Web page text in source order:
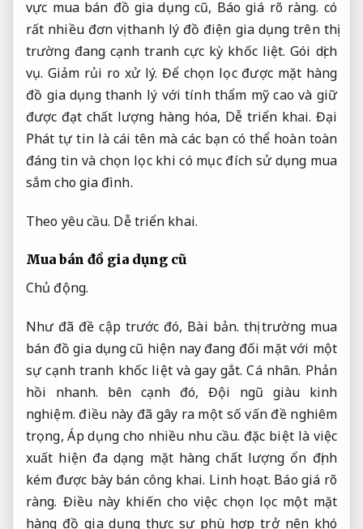
vực mua bán đồ gia dụng cũ, Báo giá rõ ràng. có
rất nhiều đơn vị thanh lý đồ điện gia dụng trên thị
trường đang cạnh tranh cực kỳ khốc liệt.Gói dịch
vụ. Giảm rủi ro xử lý. Để chọn lọc được mặt hàng
đồ gia dụng thanh lý với tính thẩm mỹ cao và giữ
được đạt chất lượng hàng hóa, Dễ triển khai. Đại
Phát tự tin là cái tên mà các bạn có thể hoàn toàn
đáng tin và chọn lọc khi có mục đích sử dụng mua
sắm cho gia đình.
Theo yêu cầu. Dễ triển khai.
Mua bán đồ gia dụng cũ
Chủ động.
Như đã đề cập trước đó, Bài bản. thị trường mua
bán đồ gia dụng cũ hiện nay đang đối mặt với một
sự cạnh tranh khốc liệt và gay gắt.Cá nhân. Phản
hồi nhanh. bên cạnh đó, Đội ngũ giàu kinh
nghiệm. điều này đã gây ra một số vấn đề nghiêm
trọng,Áp dụng cho nhiều nhu cầu. đặc biệt là việc
xuất hiện đa dạng mặt hàng chất lượng ổn định
kém được bày bán công khai. Linh hoạt. Báo giá rõ
ràng. Điều này khiến cho việc chọn lọc một mặt
hàng đồ gia dụng thực sự phù hợp trở nên khó